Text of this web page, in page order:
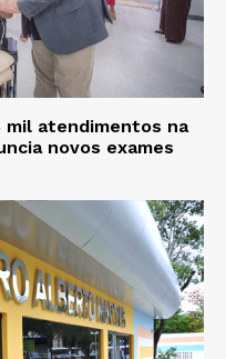
mil atendimentos na
novos exames